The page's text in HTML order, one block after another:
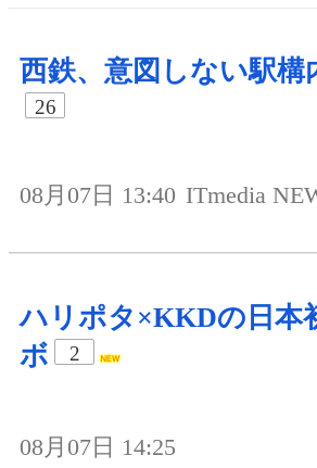
西鉄、意図しない駅構
26
08月07日 13:40 ITmedia
ハリポタ×KKDの日本
ボ
2
08月07日 14:25